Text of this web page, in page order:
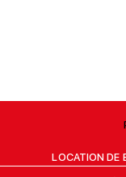
LOCATION DE